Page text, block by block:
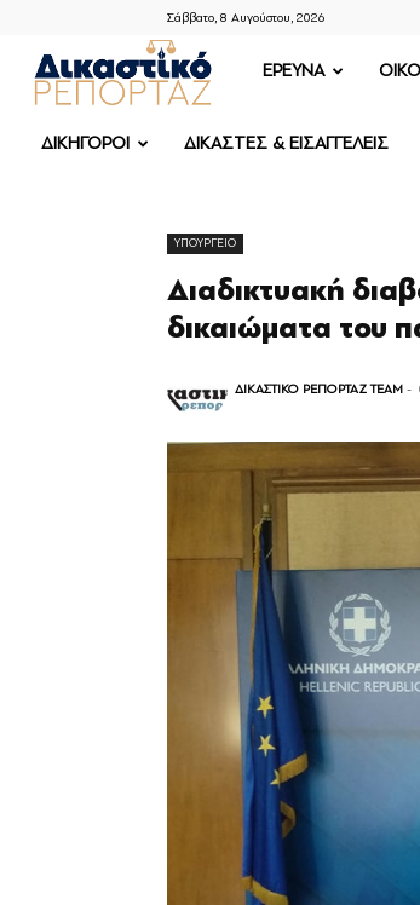
Σάββατο, 8 Αυγούστου, 2026
ΔΙΚΑΣΤΙΚΟ
ΡΕΠΟΡΤΑΖ
ΕΡΕΥΝΑ
ΔΙΚΗΓΟΡΟΙ ΔΙΚΑΣΤΕΣ & ΕΙΣΑΓΓΕΛΕΙΣ
ΥΠΟΥΡΓΕΙΟ
Διαδικτυακή
δικαιώματα του
ΔΙΚΑΣΤΙΚΟ ΡΕΠΟΡΤΑΖ TEAM -